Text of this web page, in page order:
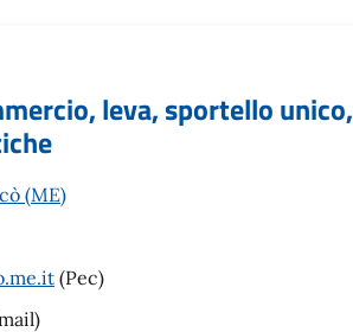
leva, sportello unico,
(ME)
(Pec)